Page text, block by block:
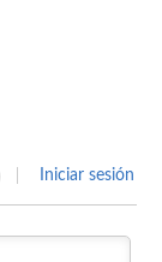
Iniciar sesión